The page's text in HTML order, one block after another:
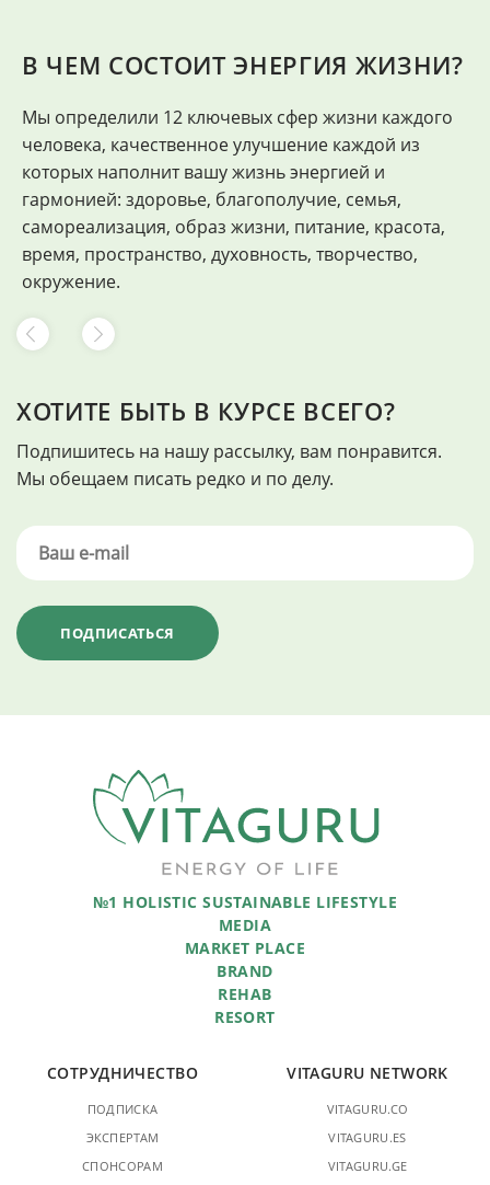
В ЧЕМ СОСТОИТ ЭНЕРГИЯ ЖИЗНИ?
Мы определили 12 ключевых сфер жизни каждого
человека, качественное улучшение каждой из
которых наполнит вашу жизнь энергией и
гармонией: здоровье, благополучие, семья,
самореализация, образ жизни, питание, красота,
время, пространство, духовность, творчество,
окружение.
ХОТИТЕ БЫТЬ В КУРСЕ ВСЕГО?
Подпишитесь на нашу рассылку, вам понравится.
Мы обещаем писать редко и по делу.
№1 HOLISTIC SUSTAINABLE LIFESTYLE
MEDIA
MARKET PLACE
BRAND
REHAB
RESORT
СОТРУДНИЧЕСТВО
ПОДПИСКА
ЭКСПЕРТАМ
СПОНСОРАМ
VITAGURU NETWORK
VITAGURU.CO
VITAGURU.ES
VITAGURU.GE